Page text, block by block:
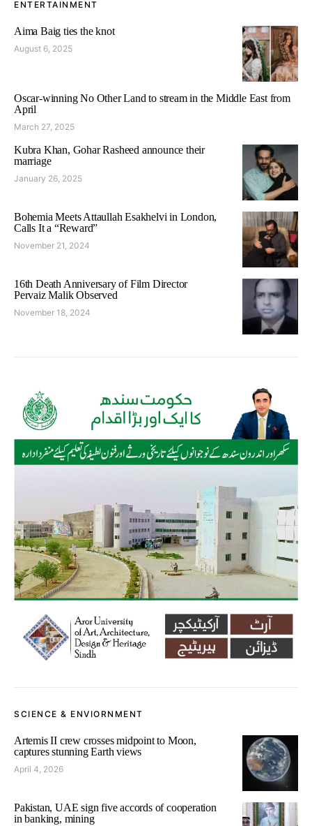
ENTERTAINMENT
Aima Baig ties the knot
August 6, 2025
Oscar-winning No Other Land to stream in the Middle East from
April
March 27, 2025
Kubra Khan, Gohar Rasheed announce their
marriage
January 26, 2025
Bohemia Meets Attaullah Esakhelvi in London,
Calls It a “Reward”
November 21, 2024
16th Death Anniversary of Film Director
Pervaiz Malik Observed
November 18, 2024
SCIENCE & ENVIORNMENT
Artemis II crew crosses midpoint to Moon,
captures stunning Earth views
April 4, 2026
Pakistan, UAE sign five accords of cooperation
in banking, mining